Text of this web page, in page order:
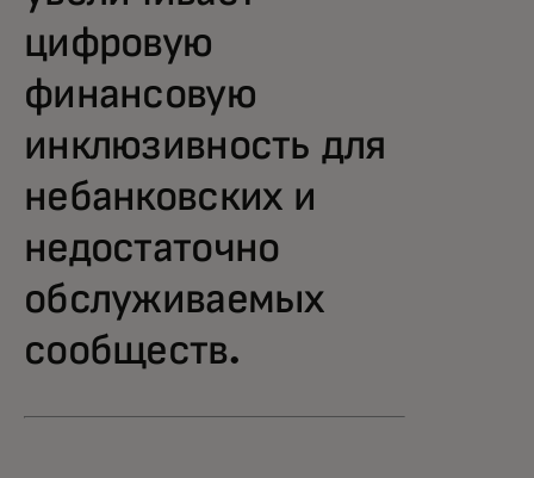
цифровую
финансовую
инклюзивность для
небанковских и
недостаточно
обслуживаемых
сообществ.